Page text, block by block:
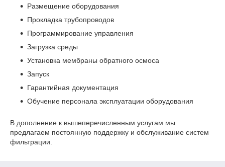
Размещение оборудования
Прокладка трубопроводов
Программирование управления
Загрузка среды
Установка мембраны обратного осмоса
Запуск
Гарантийная документация
Обучение персонала эксплуатации оборудования
В дополнение к вышеперечисленным услугам мы
предлагаем постоянную поддержку и обслуживание систем
фильтрации.